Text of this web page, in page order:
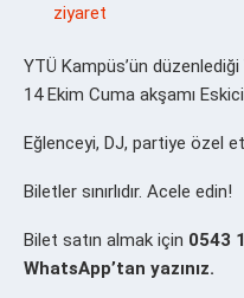
ziyaret
YTÜ Kampüs’ün
14 Ekim Cuma akşamı Eskici
Eğlenceyi, DJ, partiye özel
Biletler sınırlıdır. Acele edin!
Bilet satın almak için 0543
WhatsApp’tan yazınız.